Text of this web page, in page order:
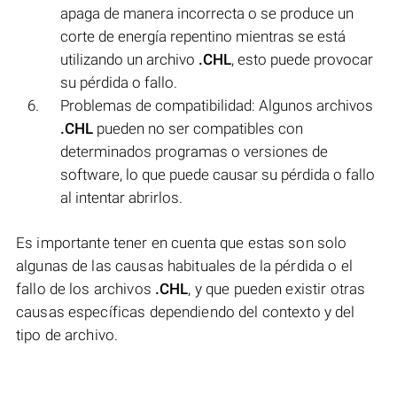
apaga de manera incorrecta o se produce un
corte de energía repentino mientras se está
utilizando un archivo .CHL, esto puede provocar
su pérdida o fallo.
Problemas de compatibilidad: Algunos archivos
.CHL pueden no ser compatibles con
determinados programas o versiones de
software, lo que puede causar su pérdida o fallo
al intentar abrirlos.
Es importante tener en cuenta que estas son solo
algunas de las causas habituales de la pérdida o el
fallo de los archivos .CHL, y que pueden existir otras
causas específicas dependiendo del contexto y del
tipo de archivo.